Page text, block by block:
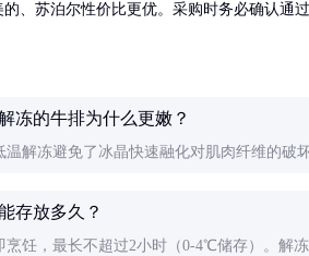
、苏泊尔性价比更优。采购时务必确认通过
冻的牛排为什么更嫩？
温解冻避免了冰晶快速融化对肌肉纤维的破
存放多久？
烹饪，最长不超过2小时（0-4℃储存）。解